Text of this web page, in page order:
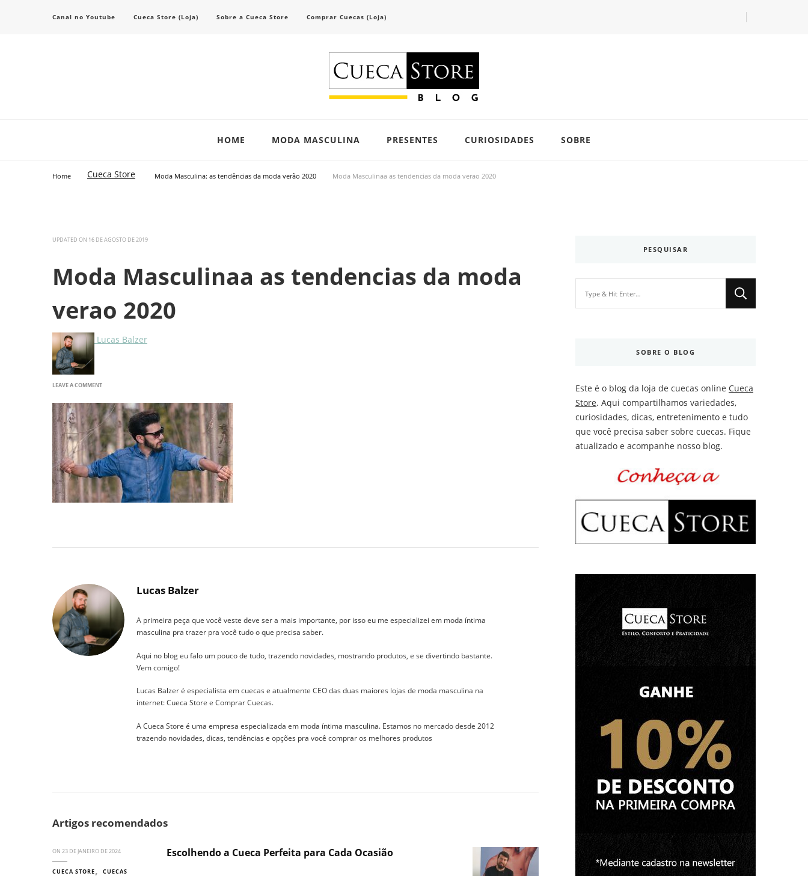
Canal no Youtube Cueca Store (Loja) Sobre a Cueca Store Comprar Cuecas (Loja)
HOME MODA MASCULINA PRESENTES CURIOSIDADES SOBRE
Home Cueca Store Moda Masculina: as tendências da moda verão 2020 Moda Masculinaa as tendencias da moda verao 2020
UPDATED ON 16 DE AGOSTO DE 2019
Moda Masculinaa as tendencias da moda
verao 2020
Lucas Balzer
LEAVE A COMMENTON
MASCULINAA
AS
TENDENCIAS
DA
MODA
VERAO
2020
Lucas Balzer
A primeira peça que você veste deve ser a mais importante, por isso eu me especializei em moda íntima
masculina pra trazer pra você tudo o que precisa saber.
Aqui no blog eu falo um pouco de tudo, trazendo novidades, mostrando produtos, e se divertindo bastante.
Vem comigo!
Lucas Balzer é especialista em cuecas e atualmente CEO das duas maiores lojas de moda masculina na
internet: Cueca Store e Comprar Cuecas.
A Cueca Store é uma empresa especializada em moda íntima masculina. Estamos no mercado desde 2012
trazendo novidades, dicas, tendências e opções pra você comprar os melhores produtos
Artigos recomendados
ON 23 DE JANEIRO DE 2024
CUECA STORE CUECAS
Escolhendo a Cueca Perfeita para Cada Ocasião
PESQUISAR
SOBRE O BLOG
Este é o blog da loja de cuecas online Cueca
Store. Aqui compartilhamos variedades,
curiosidades, dicas, entretenimento e tudo
que você precisa saber sobre cuecas. Fique
atualizado e acompanhe nosso blog.